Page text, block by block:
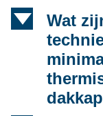
d
Wat